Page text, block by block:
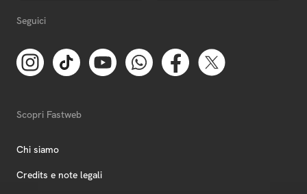
Seguici
Scopri Fastweb
Chi siamo
Credits e note legali